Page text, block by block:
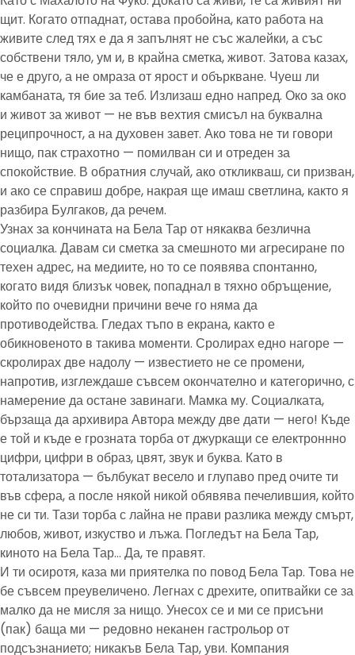
щит. Когато отпаднат, остава пробойна, като работа на
живите след тях е да я запълнят не със жалейки, а със
собствени тяло, ум и, в крайна сметка, живот. Затова казах,
че е друго, а не омраза от ярост и объркване. Чуеш ли
камбаната, тя бие за теб. Излизаш едно напред. Око за око
и живот за живот — не във вехтия смисъл на буквална
реципрочност, а на духовен завет. Ако това не ти говори
нищо, пак страхотно — помилван си и отреден за
спокойствие. В обратния случай, ако откликваш, си призван,
и ако се справиш добре, накрая ще имаш светлина, както я
разбира Булгаков, да речем.
Узнах за кончината на Бела Тар от някаква безлична
социалка. Давам си сметка за смешното ми агресиране по
техен адрес, на медиите, но то се появява спонтанно,
когато видя близък човек, попаднал в тяхно обръщение,
който по очевидни причини вече го няма да
противодейства. Гледах тъпо в екрана, както е
обикновеното в такива моменти. Сролирах едно нагоре —
скролирах две надолу — известието не се промени,
напротив, изглеждаше съвсем окончателно и категорично, с
намерение да остане завинаги. Мамка му. Социалката,
бързаща да архивира Автора между две дати — него! Къде
е той и къде е грозната торба от джуркащи се електроннно
цифри, цифри в образ, цвят, звук и буква. Като в
тотализатора — бълбукат весело и глупаво пред очите ти
във сфера, а после някой никой обявява печелившия, който
не си ти. Тази торба с лайна не прави разлика между смърт,
любов, живот, изкуство и лъжа. Погледът на Бела Тар,
киното на Бела Тар… Да, те правят.
И ти осиротя, каза ми приятелка по повод Бела Тар. Това не
бе съвсем преувеличено. Легнах с дрехите, опитвайки се за
малко да не мисля за нищо. Унесох се и ми се присъни
(пак) баща ми — редовно неканен гастрольор от
подсъзнанието; никакъв Бела Тар, уви. Компания